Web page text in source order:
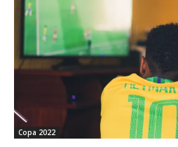
Copa 2022